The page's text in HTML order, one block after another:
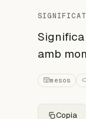
SIGNIFICAT
amb
mesos
Copia